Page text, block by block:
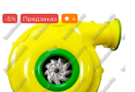
-5% Предзаказ 4